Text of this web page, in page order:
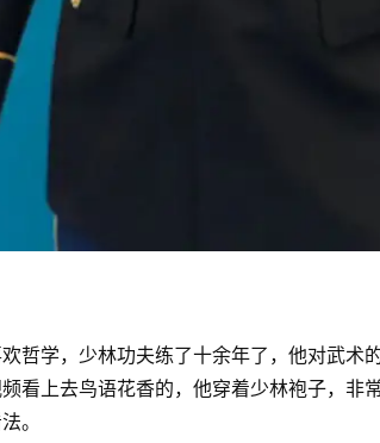
哲学，少林功夫练了十余年了，他对武术
看上去鸟语花香的，他穿着少林袍子，非
。